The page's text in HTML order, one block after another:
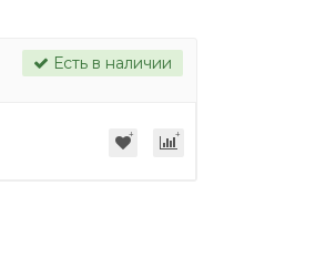
Есть в наличии